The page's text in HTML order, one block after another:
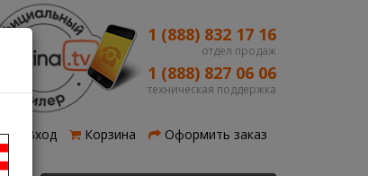
1 (888) 832 17 16
отдел продаж
1 (888) 827 06 06
техническая поддержка
Вход Корзина Оформить заказ